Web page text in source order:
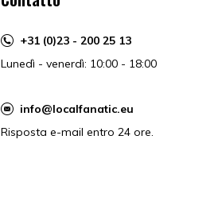
+31 (0)23 - 200 25 13
Lunedì - venerdì: 10:00 - 18:00
info@localfanatic.eu
Risposta e-mail entro 24 ore.